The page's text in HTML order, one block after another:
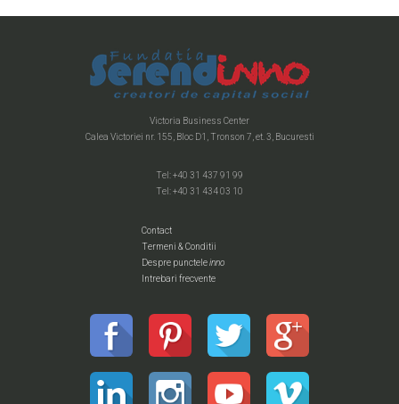
Victoria Business Center
Calea Victoriei nr. 155, Bloc D1, Tronson 7, et. 3, Bucuresti
Tel: +40 31 437 91 99
Tel: +40 31 434 03 10
Contact
Termeni & Conditii
Despre puncteleinno
Intrebari frecvente